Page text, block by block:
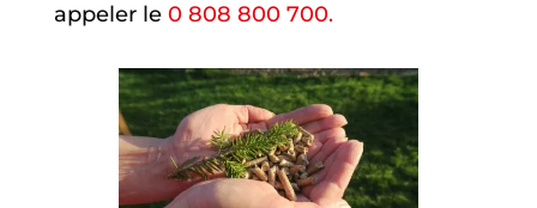
appeler le 0 808 800 700.